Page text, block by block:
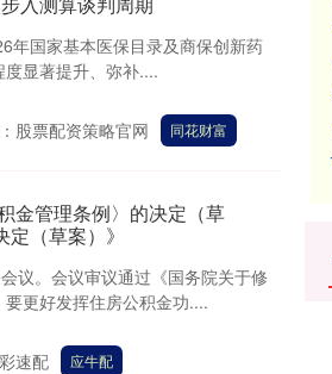
年国家基本医保目录及商保创新药
显著提升、弥补....
股票配资策略官网 同花财富
金管理条例〉的决定（草
（草案）》
议。会议审议通过《国务院关于修
更好发挥住房公积金功....
速配 应牛配